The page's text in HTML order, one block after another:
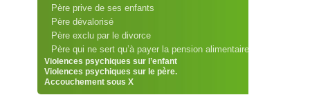
Père prive de ses enfants
Père dévalorisé
Père exclu par le divorce
Père qui ne sert qu’à payer la pension alimentaire
Violences psychiques sur l’enfant
Violences psychiques sur le père.
Accouchement sous X